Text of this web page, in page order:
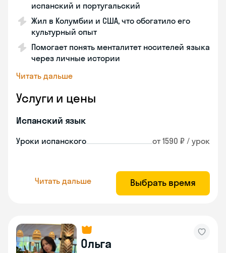
испанский и португальский
Жил в Колумбии и США, что обогатило его
культурный опыт
Помогает понять менталитет носителей языка
через личные истории
Читать дальше
Услуги и цены
Испанский язык
Уроки испанского от 1590 ₽ / урок
Читать дальше Выбрать время
Ольга